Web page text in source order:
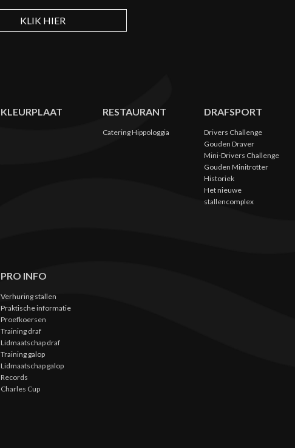
KLIK HIER
KLEURPLAAT RESTAURANT
Catering Hippologgia
DRAFSPORT
Drivers Challenge
Gouden Draver
Mini-Drivers Challenge
Gouden Minitrotter
Historiek
Het nieuwe
stallencomplex
PRO INFO
Verhuring stallen
Praktische informatie
Proefkoersen
Training draf
Lidmaatschap draf
Training galop
Lidmaatschap galop
Records
Charles Cup